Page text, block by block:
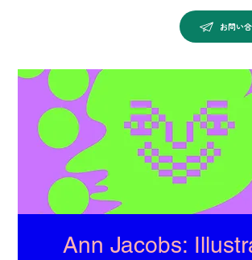
お問い
Ann Jacobs: